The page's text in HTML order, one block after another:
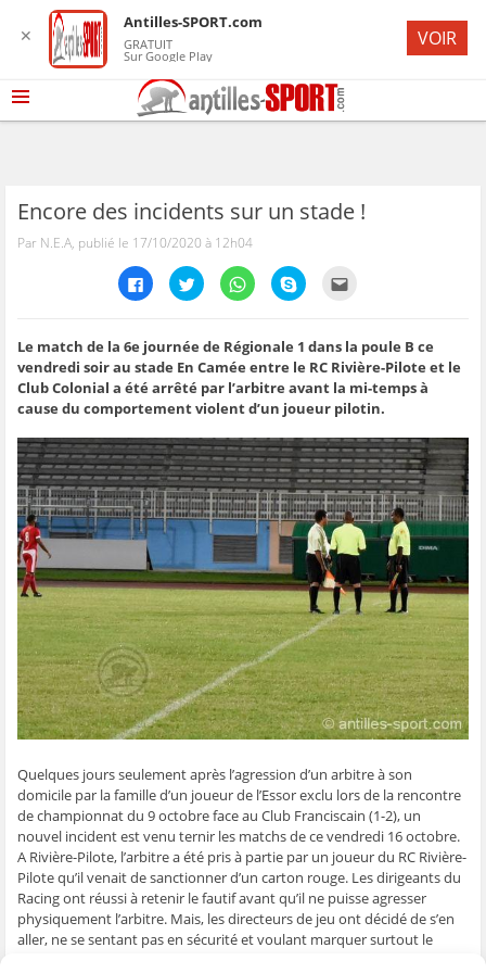
Encore des incidents sur un stade !
Par N.E.A, publié le 17/10/2020 à 12h04
C
l
e
z
p
o
u
r
a
r
t
a
g
e
r
s
u
r
F
a
c
b
o
k
(
o
u
v
r
e
n
s
u
n
e
n
o
u
v
e
l
l
f
C
l
e
z
p
o
u
r
a
r
t
a
g
e
r
s
T
w
i
t
t
e
r
(
o
u
v
r
e
d
s
u
n
e
n
o
u
v
e
l
l
e
f
e
C
l
e
z
p
o
u
r
a
r
t
a
g
e
r
s
u
r
W
h
a
t
s
A
p
p
(
o
u
v
r
e
n
s
u
n
e
n
o
u
v
e
l
l
e
f
C
l
e
z
p
o
u
r
a
r
t
a
g
e
r
s
u
k
y
p
e
(
o
u
v
r
e
d
a
n
n
n
o
u
v
e
l
l
e
f
e
n
ê
e
z
p
o
u
r
n
v
o
y
e
r
p
a
e
m
a
i
l
à
u
n
a
m
i
(
o
u
e
a
n
s
u
n
e
n
o
u
v
l
Le match de la 6e journée de Régionale 1 dans la poule B ce
vendredi soir au stade En Camée entre le RC Rivière-Pilote et le
Club Colonial a été arrêté par l’arbitre avant la mi-temps à
cause du comportement violent d’un joueur pilotin.
Quelques jours seulement après l’agression d’un arbitre à son
domicile par la famille d’un joueur de l’Essor exclu lors de la rencontre
de championnat du 9 octobre face au Club Franciscain (1-2), un
nouvel incident est venu ternir les matchs de ce vendredi 16 octobre.
A Rivière-Pilote, l’arbitre a été pris à partie par un joueur du RC Rivière-
Pilote qu’il venait de sanctionner d’un carton rouge. Les dirigeants du
Racing ont réussi à retenir le fautif avant qu’il ne puisse agresser
physiquement l’arbitre. Mais, les directeurs de jeu ont décidé de s’en
aller, ne se sentant pas en sécurité et voulant marquer surtout le
✕
Antilles-SPORT.com
GRATUIT
Sur Google Play
VOIR